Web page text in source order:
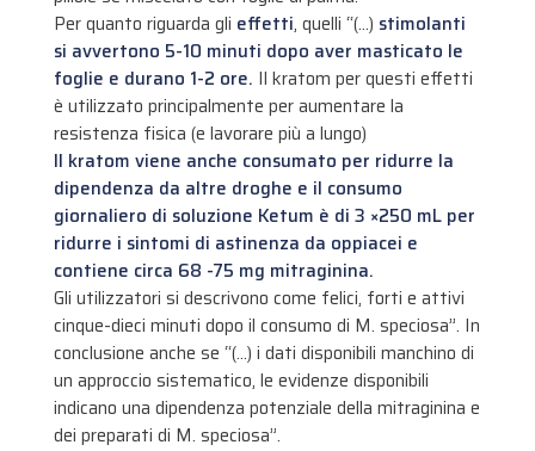
Per quanto riguarda gli effetti, quelli “(…) stimolanti
si avvertono 5-10 minuti dopo aver masticato le
foglie e durano 1-2 ore. Il kratom per questi effetti
è utilizzato principalmente per aumentare la
resistenza fisica (e lavorare più a lungo)
Il kratom viene anche consumato per ridurre la
dipendenza da altre droghe e il consumo
giornaliero di soluzione Ketum è di 3 ×250 mL per
ridurre i sintomi di astinenza da oppiacei e
contiene circa 68 -75 mg mitraginina.
Gli utilizzatori si descrivono come felici, forti e attivi
cinque-dieci minuti dopo il consumo di M. speciosa”. In
conclusione anche se “(…) i dati disponibili manchino di
un approccio sistematico, le evidenze disponibili
indicano una dipendenza potenziale della mitraginina e
dei preparati di M. speciosa”.